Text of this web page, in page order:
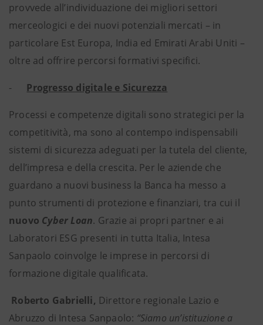
provvede all’individuazione dei migliori settori
merceologici e dei nuovi potenziali mercati – in
particolare Est Europa, India ed Emirati Arabi Uniti –
oltre ad offrire percorsi formativi specifici.
- Progresso digitale e Sicurezza
Processi e competenze digitali sono strategici per la
competitività, ma sono al contempo indispensabili
sistemi di sicurezza adeguati per la tutela del cliente,
dell’impresa e della crescita. Per le aziende che
guardano a nuovi business la Banca ha messo a
punto strumenti di protezione e finanziari, tra cui il
nuovo Cyber Loan. Grazie ai propri partner e ai
Laboratori ESG presenti in tutta Italia, Intesa
Sanpaolo coinvolge le imprese in percorsi di
formazione digitale qualificata.
Roberto Gabrielli, Direttore regionale Lazio e
Abruzzo di Intesa Sanpaolo: “Siamo un’istituzione a